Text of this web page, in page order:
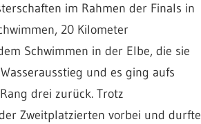
im Rahmen der Finals in
20 Kilometer
Schwimmen in der Elbe, die sie
und es ging aufs
drei zurück. Trotz
Zweitplatzierten vorbei und durfte